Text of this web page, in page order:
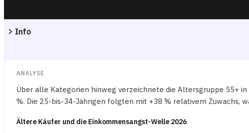
Info
ANALYSE
Über alle Kategorien hinweg verzeichnete die Altersgruppe 55+
%. Die 25-bis-34-Jährigen folgten mit +38 % relativem Zuwachs,
Ältere Käufer und die Einkommensangst-Welle 2026